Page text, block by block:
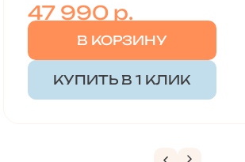
47 990р.
В КОРЗИНУ
КУПИТЬ В 1 КЛИК